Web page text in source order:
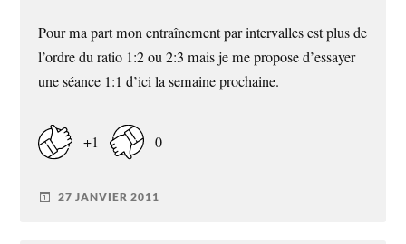
Pour ma part mon entraînement par intervalles est plus de
l’ordre du ratio 1:2 ou 2:3 mais je me propose d’essayer
une séance 1:1 d’ici la semaine prochaine.
+1 0
27 JANVIER 2011